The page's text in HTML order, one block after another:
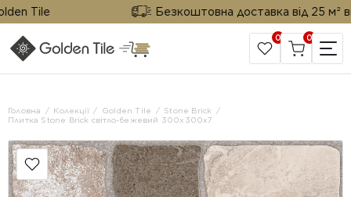
Tile Безкоштовна доставка від 25 м² від
САЙТ КОМПАНІЇ
0 0
Головна Колекції Golden Tile
Stone Brick
Плитка Stone Brick світло-бежевий 300х300x7